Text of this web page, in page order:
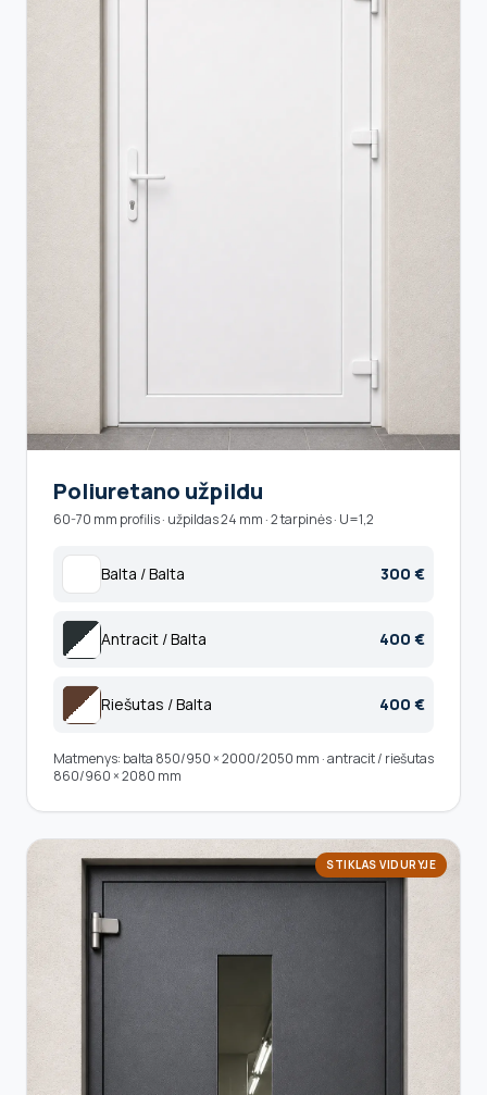
Poliuretano užpildu
60-70 mm profilis · užpildas 24 mm · 2 tarpinės · U=1,2
Balta / Balta 300 €
Antracit / Balta 400 €
Riešutas / Balta 400 €
Matmenys: balta 850/950 × 2000/2050 mm · antracit / riešutas
860/960 × 2080 mm
STIKLAS VIDURYJE